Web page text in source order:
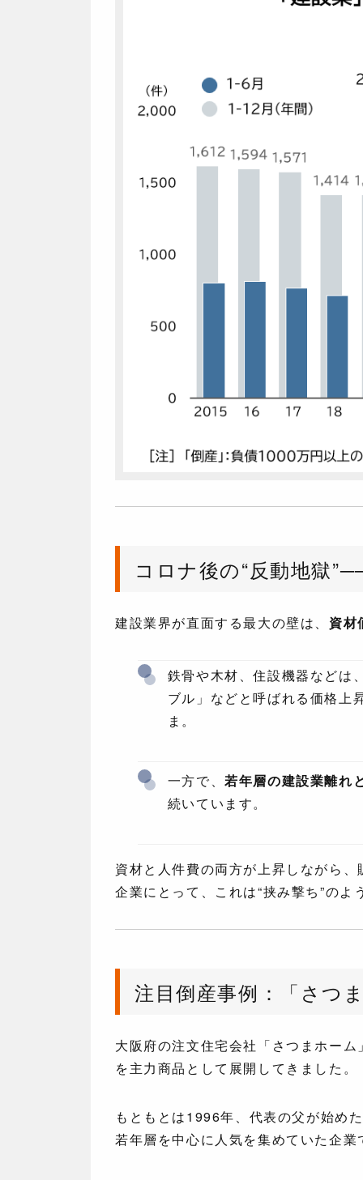
コロナ後の“反動地獄
建設業界が直面する最大の壁は、 資材
鉄骨や木材、住設機器などは
ブル」などと呼ばれる価格上
ま。
一方で、若年層の建設業離れ
続いています。
資材と人件費の両方が上昇しながら
企業にとって、これは“挟み撃ち”のよ
注目倒産事例：「さつ
大阪府の注文住宅会社「さつまホー
を主力商品として展開してきました。
もともとは1996年、代表の父が始め
若年層を中心に人気を集めていた企業